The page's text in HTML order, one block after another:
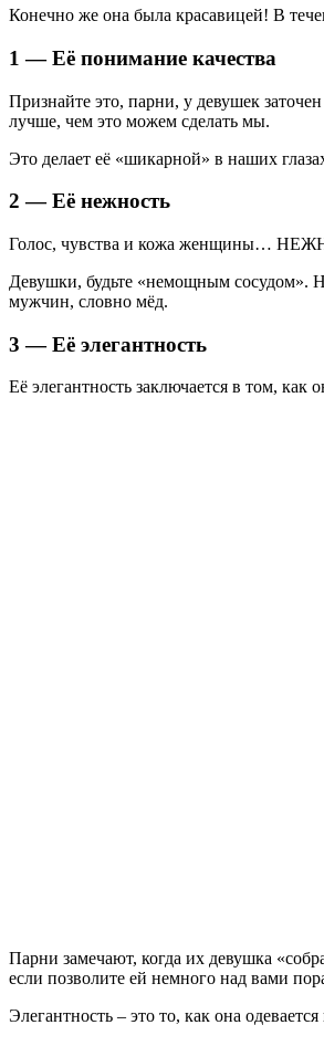
Конечно же она была красавицей! В
1 — Её понимание качества
Признайте это, парни, у девушек
лучше, чем это можем сделать мы.
Это делает её «шикарной» в наших
2 — Её нежность
Голос, чувства и кожа женщины…
Девушки, будьте «немощным сосудом».
мужчин, словно мёд.
3 — Её элегантность
Её элегантность заключается в том,
Парни замечают, когда их девушка
если позволите ей немного над вами
Элегантность – это то, как она